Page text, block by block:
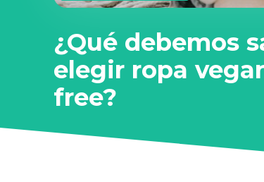
¿Qué debemos
elegir ropa
free?